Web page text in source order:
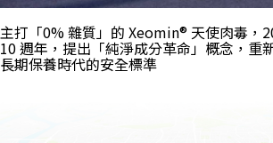
主打「0% 雜質」的 Xeomin® 天使肉毒，
10 週年，提出「純淨成分革命」概念，重
長期保養時代的安全標準